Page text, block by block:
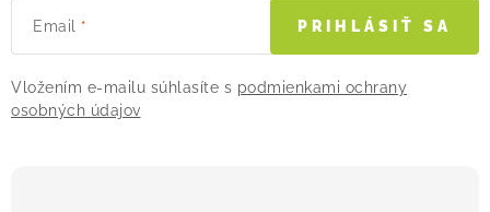
Email
Vložením e-mailu súhlasíte s podmienkami ochrany
osobných údajov
PRIHLÁSIŤ SA